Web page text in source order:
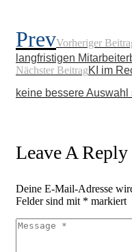
PrevVorheriger
langfristigen
Nächster BeitragKI im
keine bessere Auswahl
Leave A Reply
Deine E-Mail-Adresse
Felder sind mit * markiert